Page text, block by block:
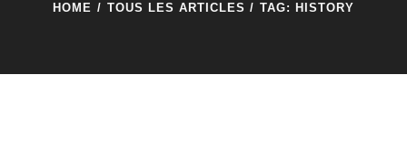
HOME TOUS LES ARTICLES TAG: HISTORY